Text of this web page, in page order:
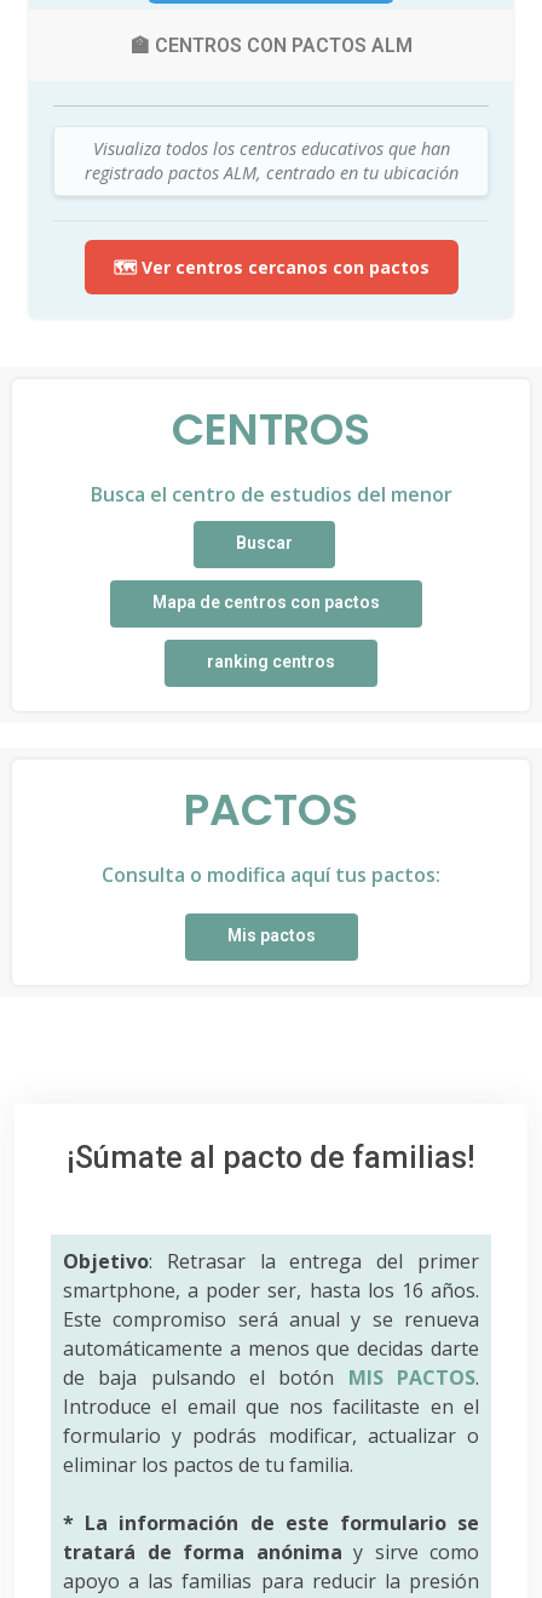
🏫 CENTROS CON PACTOS ALM
Visualiza todos los centros educativos que han
registrado pactos ALM, centrado en tu ubicación
🗺️ Ver centros cercanos con pactos
CENTROS
Busca el centro de estudios del menor
Buscar
Mapa de centros con pactos
ranking centros
PACTOS
Consulta o modifica aquí tus pactos:
Mis pactos
¡Súmate al pacto de familias!
Objetivo: Retrasar la entrega del primer
smartphone, a poder ser, hasta los 16 años.
Este compromiso será anual y se renueva
automáticamente a menos que decidas darte
de baja pulsando el botón MIS PACTOS.
Introduce el email que nos facilitaste en el
formulario y podrás modificar, actualizar o
eliminar los pactos de tu familia.
* La información de este formulario se
tratará de forma anónima y sirve como
apoyo a las familias para reducir la presión